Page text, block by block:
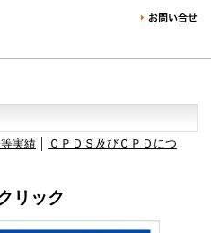
実績
ＣＰＤＳ及びＣＰＤにつ
リック